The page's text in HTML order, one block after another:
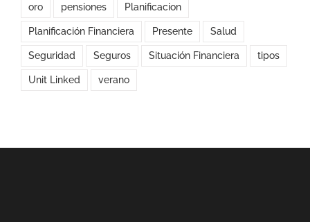
oro pensiones Planificacion
Planificación Financiera Presente Salud
Seguridad Seguros Situación Financiera tipos
Unit Linked verano